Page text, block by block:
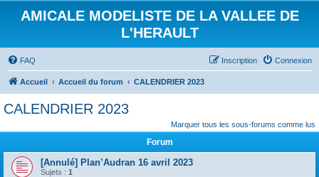
AMICALE MODELISTE DE LA VALLEE DE
L'HERAULT
FAQ Connexion
Inscription
Accueil Accueil du forum CALENDRIER 2023
CALENDRIER 2023
Marquer tous les sous-forums comme lus
Forum
[Annulé] Plan’Audran 16 avril 2023
Sujets : 1